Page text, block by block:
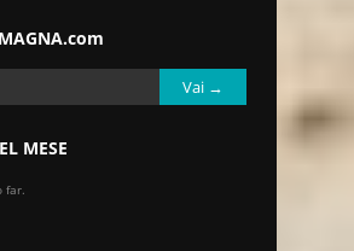
MESE
far.